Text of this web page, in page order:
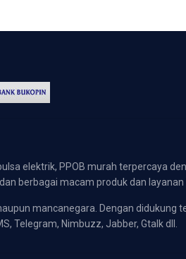
elektrik, PPOB murah terpercaya
berbagai macam produk dan layanan
mancanegara. Dengan didukung
Telegram, Nimbuzz, Jabber, Gtalk dll.